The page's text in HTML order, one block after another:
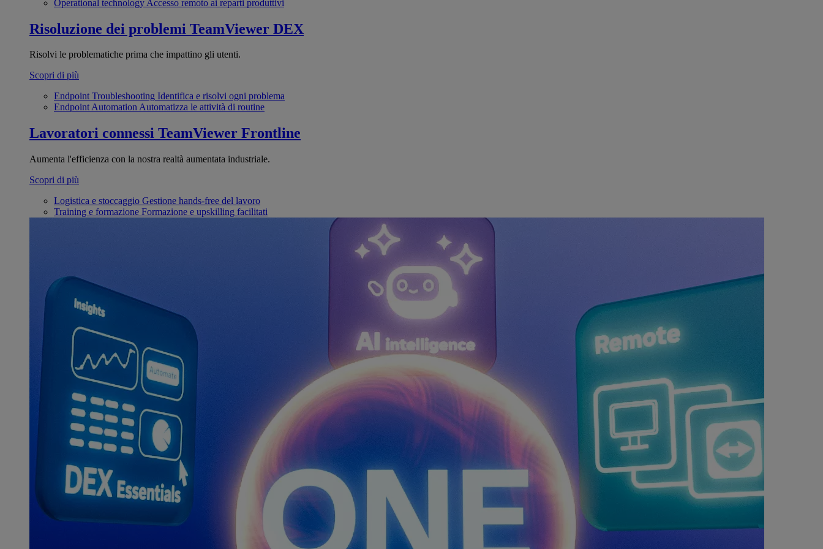
Operational technology Accesso remoto ai reparti produttivi
Risoluzione dei problemi TeamViewer DEX
Risolvi le problematiche prima che impattino gli utenti.
Scopri di più
Endpoint Troubleshooting Identifica e risolvi ogni problema
Endpoint AutomationAutomatizza le attività di routine
Lavoratori connessi TeamViewer Frontline
Aumenta l'efficienza con la nostra realtà aumentata industriale.
Scopri di più
Logistica e stoccaggio Gestione hands-free del lavoro
Training e formazione Formazione e upskilling facilitati